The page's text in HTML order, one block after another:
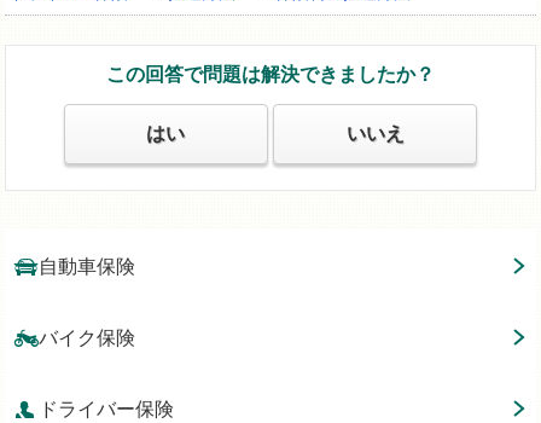
この回答で問題は解決できましたか？
はい いいえ
自動車保険
バイク保険
ドライバー保険